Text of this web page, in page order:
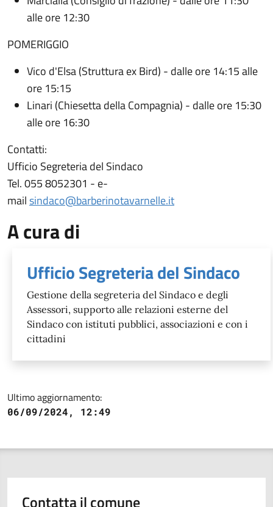
alle ore 12:30
POMERIGGIO
Vico d'Elsa (Struttura ex Bird) - dalle ore 14:15 alle
ore 15:15
Linari (Chiesetta della Compagnia) - dalle ore 15:30
alle ore 16:30
Contatti:
Ufficio Segreteria del Sindaco
Tel. 055 8052301 - e-
mailsindaco@barberinotavarnelle.it
A cura di
Ufficio Segreteria del Sindaco
Gestione della segreteria del Sindaco e degli
Assessori, supporto alle relazioni esterne del
Sindaco con istituti pubblici, associazioni e con i
cittadini
Ultimo aggiornamento:
06/09/2024, 12:49
Contatta il comune